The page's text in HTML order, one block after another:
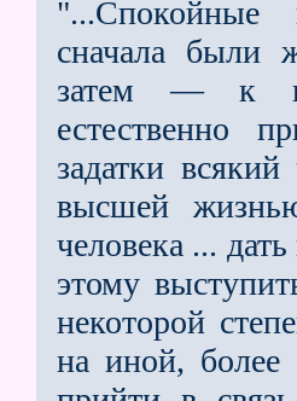
"...Спокойные
сначала были
затем — к
естественно
задатки
высшей
человека ...
этому
некоторой
на иной, более